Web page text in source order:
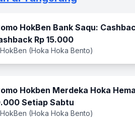
HokBen Bank Saqu:
Rp 15.000
(Hoka Hoka Bento)
Hokben Merdeka Hoka
Setiap Sabtu
(Hoka Hoka Bento)